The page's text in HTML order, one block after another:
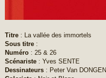
Titre : La vallée des immortels
Sous titre :
Numéro : 25 & 26
Scénariste : Yves SENTE
Dessinateurs : Peter Van